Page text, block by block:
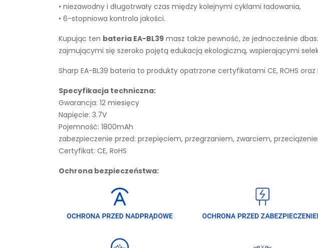
• niezawodny i długotrwały czas między kolejnymi cyklami ładowania,
• 6-stopniowa kontrola jakości.
Kupując ten bateria EA-BL39 masz także pewność, że jednocześnie
zajmującymi się szeroko pojętą edukacją ekologiczną, wspierającymi
Sharp EA-BL39 bateria to produkty opatrzone certyfikatami CE, ROHS oraz
Specyfikacja techniczna:
Gwarancja: 12 miesięcy
Napięcie: 3.7V
Pojemność: 1800mAh
zabezpieczenie przed: przepięciem, przegrzaniem, zwarciem,
Certyfikat: CE, RoHS
Ochrona bezpieczeństwa: